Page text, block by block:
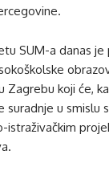
SUM-a danas je
Zagrebu koji će,
suradnje u smislu
istraživačkim